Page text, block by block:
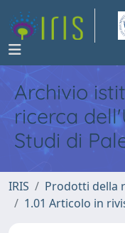
Archivio
ricerca
Studi di
IRIS Prodotti della
1.01 Articolo in